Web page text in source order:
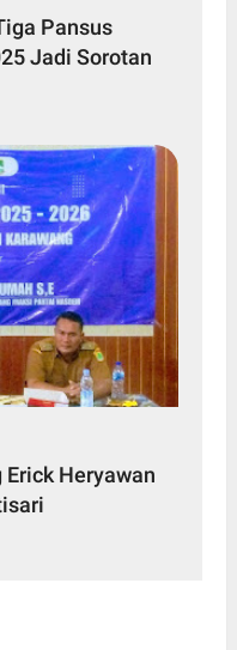
Pansus
Jadi Sorotan
Erick Heryawan